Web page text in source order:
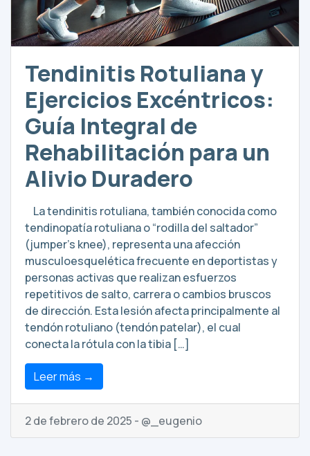
Tendinitis Rotuliana y
Ejercicios Excéntricos:
Guía Integral de
Rehabilitación para un
Alivio Duradero
La tendinitis rotuliana, también conocida como
tendinopatía rotuliana o “rodilla del saltador”
(jumper’s knee), representa una afección
musculoesquelética frecuente en deportistas y
personas activas que realizan esfuerzos
repetitivos de salto, carrera o cambios bruscos
de dirección. Esta lesión afecta principalmente al
tendón rotuliano (tendón patelar), el cual
conecta la rótula con la tibia […]
Leer más →
2 de febrero de 2025 - @_eugenio